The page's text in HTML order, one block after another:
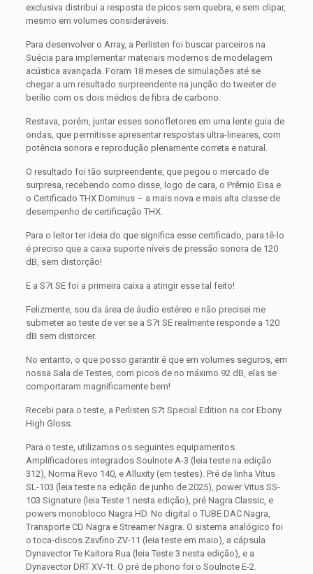
exclusiva distribui a resposta de picos sem quebra, e sem clipar,
mesmo em volumes consideráveis.
Para desenvolver o Array, a Perlisten foi buscar parceiros na
Suécia para implementar materiais modernos de modelagem
acústica avançada. Foram 18 meses de simulações até se
chegar a um resultado surpreendente na junção do tweeter de
berílio com os dois médios de fibra de carbono.
Restava, porém, juntar esses sonofletores em uma lente guia de
ondas, que permitisse apresentar respostas ultra-lineares, com
potência sonora e reprodução plenamente correta e natural.
O resultado foi tão surpreendente, que pegou o mercado de
surpresa, recebendo como disse, logo de cara, o Prêmio Eisa e
o Certificado THX Dominus – a mais nova e mais alta classe de
desempenho de certificação THX.
Para o leitor ter ideia do que significa esse certificado, para tê-lo
é preciso que a caixa suporte níveis de pressão sonora de 120
dB, sem distorção!
E a S7t SE foi a primeira caixa a atingir esse tal feito!
Felizmente, sou da área de áudio estéreo e não precisei me
submeter ao teste de ver se a S7t SE realmente responde a 120
dB sem distorcer.
No entanto, o que posso garantir é que em volumes seguros, em
nossa Sala de Testes, com picos de no máximo 92 dB, elas se
comportaram magnificamente bem!
Recebi para o teste, a Perlisten S7t Special Edition na cor Ebony
High Gloss.
Para o teste, utilizamos os seguintes equipamentos.
Amplificadores integrados Soulnote A-3 (leia teste na edição
312), Norma Revo 140, e Alluxity (em testes). Pré de linha Vitus
SL-103 (leia teste na edição de junho de 2025), power Vitus SS-
103 Signature (leia Teste 1 nesta edição), pré Nagra Classic, e
powers monobloco Nagra HD. No digital o TUBE DAC Nagra,
Transporte CD Nagra e Streamer Nagra. O sistema analógico foi
o toca-discos Zavfino ZV-11 (leia teste em maio), a cápsula
Dynavector Te Kaitora Rua (leia Teste 3 nesta edição), e a
Dynavector DRT XV-1t. O pré de phono foi o Soulnote E-2.